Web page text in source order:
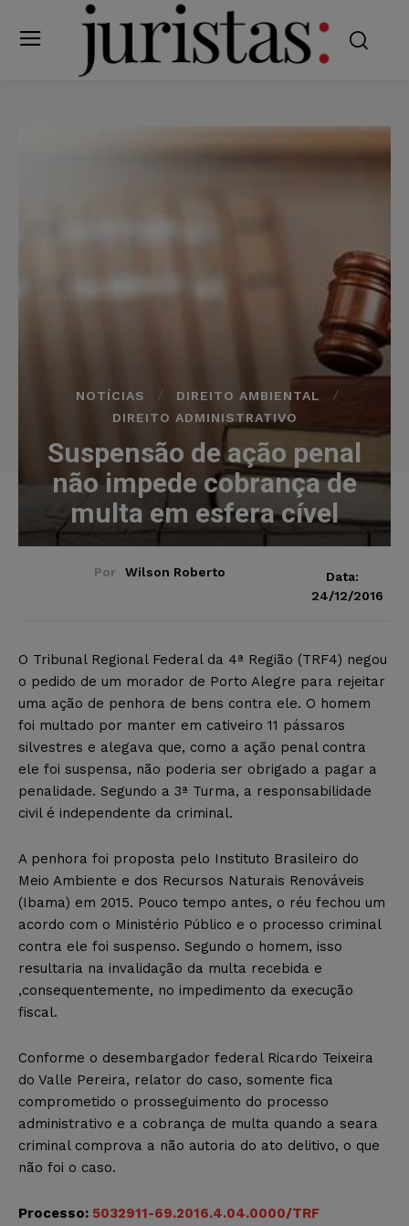
NOTÍCIAS
DIREITO AMBIENTAL
DIREITO ADMINISTRATIVO
Suspensão de ação penal
não impede cobrança de
multa em esfera cível
Por Wilson Roberto
Data:
24/12/2016
O Tribunal Regional Federal da 4ª Região (TRF4) negou
o pedido de um morador de Porto Alegre para rejeitar
uma ação de penhora de bens contra ele. O homem
foi multado por manter em cativeiro 11 pássaros
silvestres e alegava que, como a ação penal contra
ele foi suspensa, não poderia ser obrigado a pagar a
penalidade. Segundo a 3ª Turma, a responsabilidade
civil é independente da criminal.
A penhora foi proposta pelo Instituto Brasileiro do
Meio Ambiente e dos Recursos Naturais Renováveis
(Ibama) em 2015. Pouco tempo antes, o réu fechou um
acordo com o Ministério Público e o processo criminal
contra ele foi suspenso. Segundo o homem, isso
resultaria na invalidação da multa recebida e
,consequentemente, no impedimento da execução
fiscal.
Conforme o desembargador federal Ricardo Teixeira
do Valle Pereira, relator do caso, somente fica
comprometido o prosseguimento do processo
administrativo e a cobrança de multa quando a seara
criminal comprova a não autoria do ato delitivo, o que
não foi o caso.
Processo: 5032911-69.2016.4.04.0000/TRF